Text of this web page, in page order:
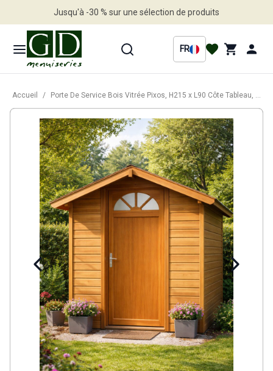
Jusqu'à -30 % sur une sélection de produits
FR
Accueil / Porte De Service Bois Vitrée Pixos, H215 x L90 Côte Tableau, p.Droit (Poignée, Barillet ref 01245F924)